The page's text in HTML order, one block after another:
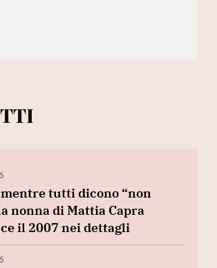
tutti dicono “non
nonna di Mattia Capra
il 2007 nei dettagli